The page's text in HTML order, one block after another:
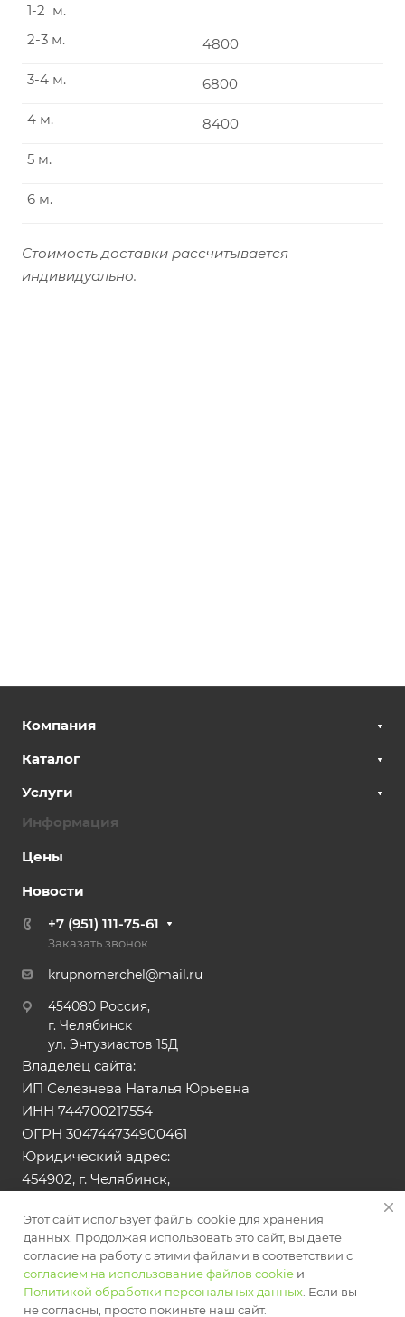
1-2 м.
4800
2-3 м.
6800
3-4 м.
8400
4 м.
5 м.
6 м.
Стоимость доставки рассчитывается
индивидуально.
Компания
Каталог
Услуги
Информация
Цены
Новости
+7 (951) 111-75-61
Заказать звонок
krupnomerchel@mail.ru
454080 Россия,
г. Челябинск
ул. Энтузиастов 15Д
Владелец сайта:
ИП Селезнева Наталья Юрьевна
ИНН 744700217554
ОГРН 304744734900461
Юридический адрес:
454902, г. Челябинск,
© 2026 Все права защищены. Сайт носит
информационный характер и не является публичной
офертой
Этот сайт использует файлы cookie для хранения
данных. Продолжая использовать это сайт, вы даете
согласие на работу с этими файлами в соответствии с
согласием на использование файлов cookie и
Политикой обработки персональных данных . Если вы
не согласны, просто покиньте наш сайт.